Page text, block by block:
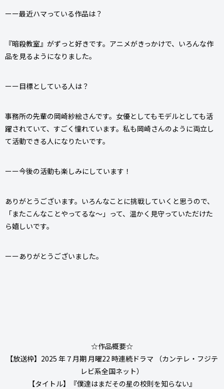
ーー最近ハマっている作品は？
『暗殺教室』がずっと好きです。アニメがきっかけで、いろんな作
品を見るようになりました。
ーー目標としている人は？
事務所の先輩の岡崎紗絵さんです。女優としてもモデルとしても活
躍されていて、すごく憧れています。私も岡崎さんのように両立し
て活動できる人になりたいです。
ーー今後の活動も楽しみにしています！
ありがとうございます。いろんなことに挑戦していくと思うので、
「またこんなことやってるな～」って、温かく見守っていただけた
ら嬉しいです。
ーーありがとうございました。
☆作品概要☆
【放送枠】2025 年７月期 月曜22 時連続ドラマ （カンテレ・フジテ
レビ系全国ネット）
【タイトル】『僕達はまだその星の校則を知らない』